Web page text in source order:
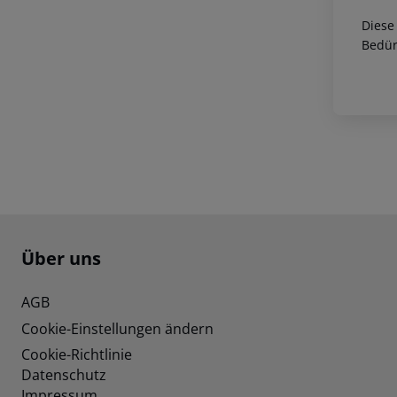
Footer navigation
Über uns
AGB
Cookie-Einstellungen ändern
Cookie-Richtlinie
Datenschutz